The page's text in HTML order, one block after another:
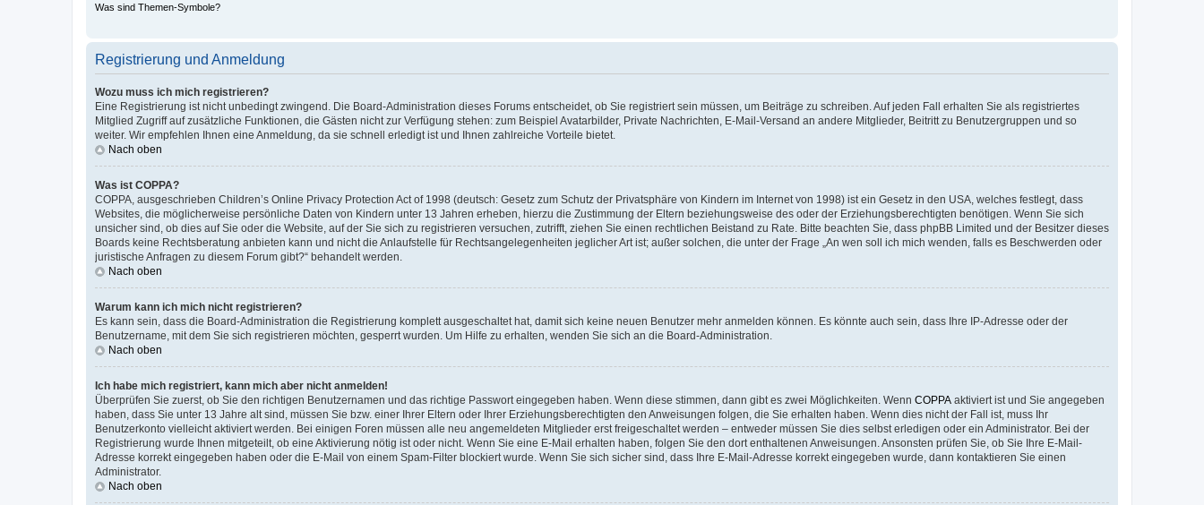
Was sind Themen-Symbole?
Registrierung und Anmeldung
Wozu muss ich mich registrieren?
Eine Registrierung ist nicht unbedingt zwingend. Die Board-Administration dieses Forums entscheidet, ob Sie registriert sein müssen, um Beiträge zu schreiben. Auf jeden Fall erhalten Sie als registriertes
Mitglied Zugriff auf zusätzliche Funktionen, die Gästen nicht zur Verfügung stehen: zum Beispiel Avatarbilder, Private Nachrichten, E-Mail-Versand an andere Mitglieder, Beitritt zu Benutzergruppen und so
weiter. Wir empfehlen Ihnen eine Anmeldung, da sie schnell erledigt ist und Ihnen zahlreiche Vorteile bietet.
Nach oben
Was ist COPPA?
COPPA, ausgeschrieben Children’s Online Privacy Protection Act of 1998 (deutsch: Gesetz zum Schutz der Privatsphäre von Kindern im Internet von 1998) ist ein Gesetz in den USA, welches festlegt, dass
Websites, die möglicherweise persönliche Daten von Kindern unter 13 Jahren erheben, hierzu die Zustimmung der Eltern beziehungsweise des oder der Erziehungsberechtigten benötigen. Wenn Sie sich
unsicher sind, ob dies auf Sie oder die Website, auf der Sie sich zu registrieren versuchen, zutrifft, ziehen Sie einen rechtlichen Beistand zu Rate. Bitte beachten Sie, dass phpBB Limited und der Besitzer dieses
Boards keine Rechtsberatung anbieten kann und nicht die Anlaufstelle für Rechtsangelegenheiten jeglicher Art ist; außer solchen, die unter der Frage „An wen soll ich mich wenden, falls es Beschwerden oder
juristische Anfragen zu diesem Forum gibt?“ behandelt werden.
Nach oben
Warum kann ich mich nicht registrieren?
Es kann sein, dass die Board-Administration die Registrierung komplett ausgeschaltet hat, damit sich keine neuen Benutzer mehr anmelden können. Es könnte auch sein, dass Ihre IP-Adresse oder der
Benutzername, mit dem Sie sich registrieren möchten, gesperrt wurden. Um Hilfe zu erhalten, wenden Sie sich an die Board-Administration.
Nach oben
Ich habe mich registriert, kann mich aber nicht anmelden!
Überprüfen Sie zuerst, ob Sie den richtigen Benutzernamen und das richtige Passwort eingegeben haben. Wenn diese stimmen, dann gibt es zwei Möglichkeiten. Wenn COPPA aktiviert ist und Sie angegeben
haben, dass Sie unter 13 Jahre alt sind, müssen Sie bzw. einer Ihrer Eltern oder Ihrer Erziehungsberechtigten den Anweisungen folgen, die Sie erhalten haben. Wenn dies nicht der Fall ist, muss Ihr
Benutzerkonto vielleicht aktiviert werden. Bei einigen Foren müssen alle neu angemeldeten Mitglieder erst freigeschaltet werden – entweder müssen Sie dies selbst erledigen oder ein Administrator. Bei der
Registrierung wurde Ihnen mitgeteilt, ob eine Aktivierung nötig ist oder nicht. Wenn Sie eine E-Mail erhalten haben, folgen Sie den dort enthaltenen Anweisungen. Ansonsten prüfen Sie, ob Sie Ihre E-Mail-
Adresse korrekt eingegeben haben oder die E-Mail von einem Spam-Filter blockiert wurde. Wenn Sie sich sicher sind, dass Ihre E-Mail-Adresse korrekt eingegeben wurde, dann kontaktieren Sie einen
Administrator.
Nach oben